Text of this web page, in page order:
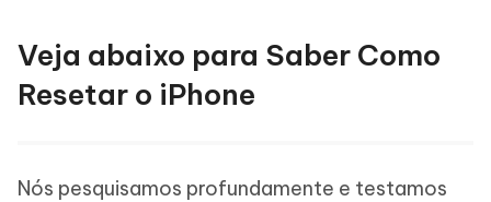
Veja abaixo para Saber Como
Resetar o iPhone
Nós pesquisamos profundamente e testamos